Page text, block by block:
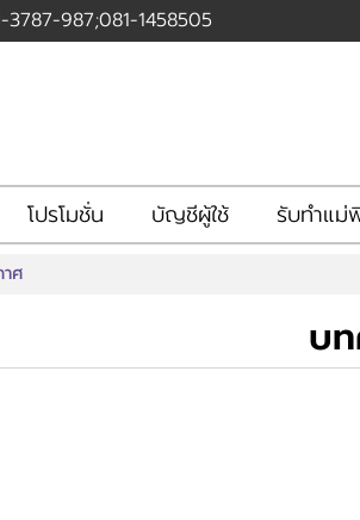
น
987;081-1458505
โปรโมชั่น บัญชีผู้ใช้ รับทำแ
าศ
บ